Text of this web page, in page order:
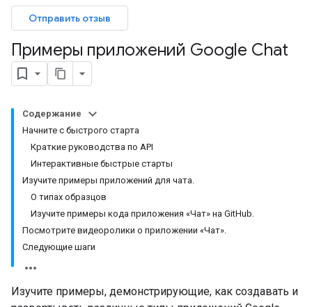
Отправить отзыв
Примеры приложений Google Chat
Содержание
Начните с быстрого старта
Краткие руководства по API
Интерактивные быстрые старты
Изучите примеры приложений для чата.
О типах образцов
Изучите примеры кода приложения «Чат» на GitHub.
Посмотрите видеоролики о приложении «Чат».
Следующие шаги
Изучите примеры, демонстрирующие, как создавать и